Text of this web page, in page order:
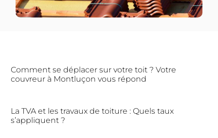
Comment se déplacer sur votre toit ? Votre
couvreur à Montluçon vous répond
La TVA et les travaux de toiture : Quels taux
s’appliquent ?